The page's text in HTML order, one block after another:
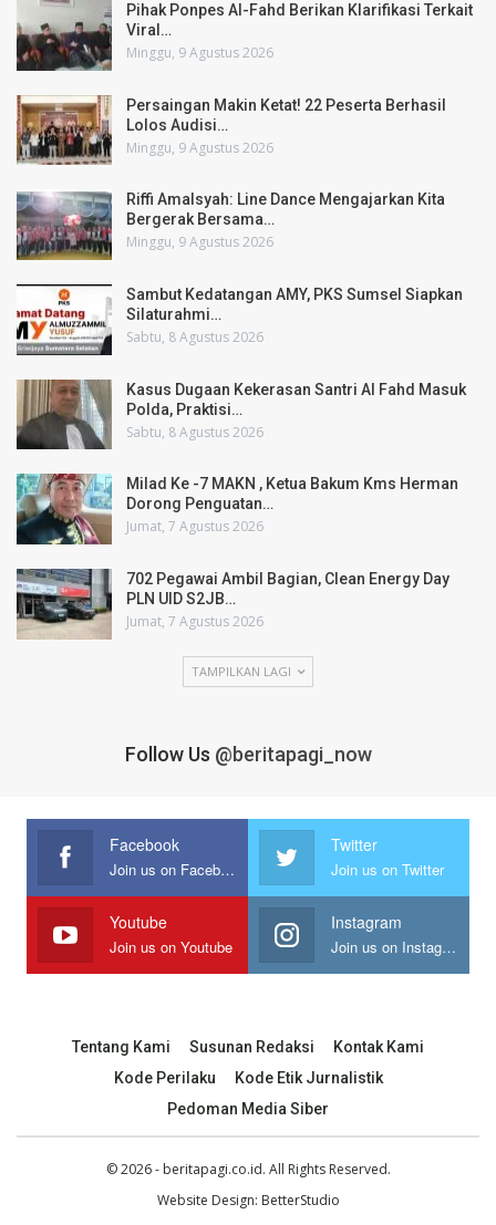
Pihak Ponpes Al-Fahd Berikan Klarifikasi Terkait
Viral…
Minggu, 9 Agustus 2026
Persaingan Makin Ketat! 22 Peserta Berhasil
Lolos Audisi…
Minggu, 9 Agustus 2026
Riffi Amalsyah: Line Dance Mengajarkan Kita
Bergerak Bersama…
Minggu, 9 Agustus 2026
Sambut Kedatangan AMY, PKS Sumsel Siapkan
Silaturahmi…
Sabtu, 8 Agustus 2026
Kasus Dugaan Kekerasan Santri Al Fahd Masuk
Polda, Praktisi…
Sabtu, 8 Agustus 2026
Milad Ke -7 MAKN , Ketua Bakum Kms Herman
Dorong Penguatan…
Jumat, 7 Agustus 2026
702 Pegawai Ambil Bagian, Clean Energy Day
PLN UID S2JB…
Jumat, 7 Agustus 2026
TAMPILKAN LAGI
Follow Us @beritapagi_now
Facebook
Join us on Facebook
Twitter
Join us on Twitter
Youtube
Join us on Youtube
Instagram
Join us on Instagram
Tentang Kami Susunan Redaksi
Kontak Kami
Kode Perilaku
Kode Etik Jurnalistik
Pedoman Media Siber
© 2026 - beritapagi.co.id. All Rights Reserved.
Website Design: BetterStudio